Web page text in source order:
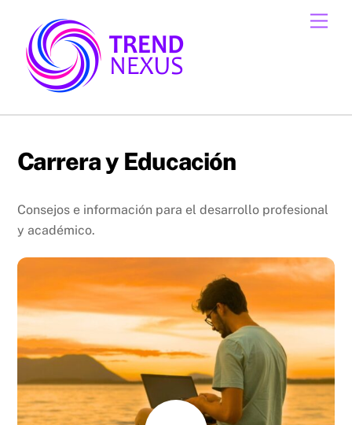
content
Carrera y Educación
Consejos e información para el desarrollo profesional
y académico.